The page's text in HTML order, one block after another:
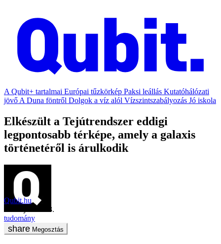
A Qubit+ tartalmai Európai tűzkörkép Paksi leállás Kutatóhálózati
jövő A Duna föntről Dolgok a víz alól Vízszintszabályozás Jó iskola
Elkészült a Tejútrendszer eddigi
legpontosabb térképe, amely a galaxis
történetéről is árulkodik
Qubit.hu
2022. június 13.
tudomány
Megosztás